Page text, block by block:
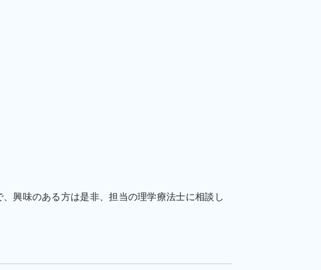
興味のある方は是非、担当の理学療法士に相談し